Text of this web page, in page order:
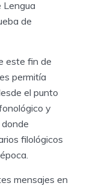
Lengua
de
este fin de
permitía
el punto
y
filológicos
mensajes en